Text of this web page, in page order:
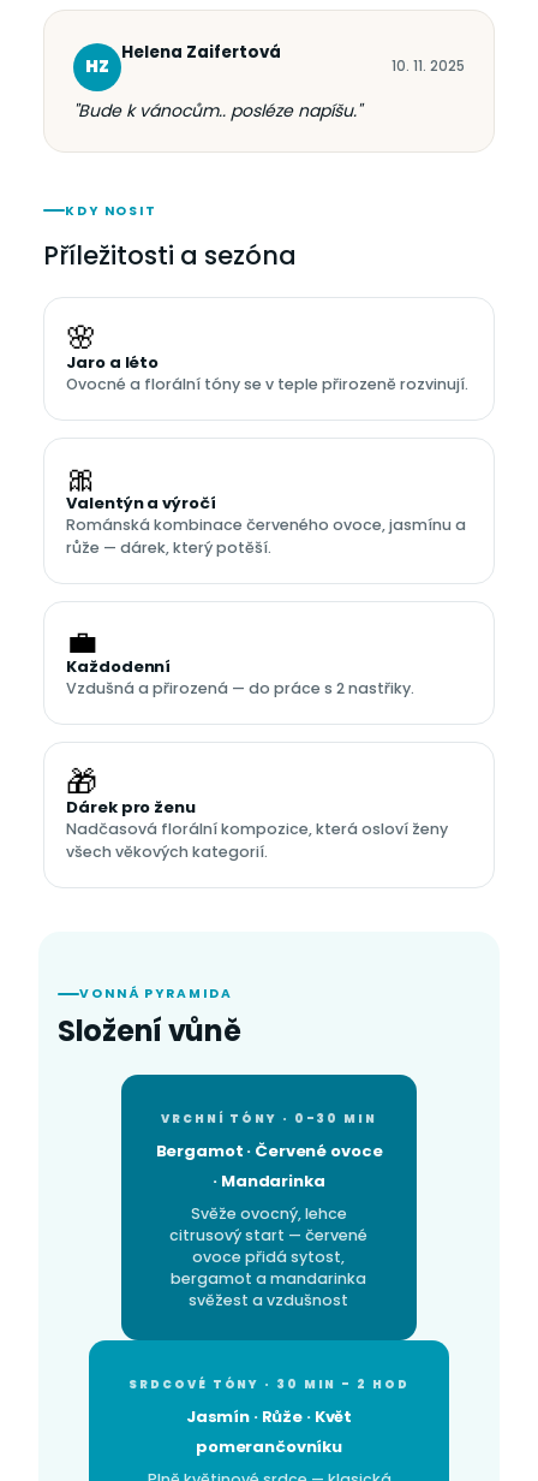
HZ
Helena Zaifertová
10. 11. 2025
"Bude k vánocům.. posléze napíšu."
KDY NOSIT
Příležitosti a sezóna
🌸
Jaro a léto
Ovocné a florální tóny se v teple přirozeně rozvinují.
🎀
Valentýn a výročí
Románská kombinace červeného ovoce, jasmínu a
růže — dárek, který potěší.
💼
Každodenní
Vzdušná a přirozená — do práce s 2 nastřiky.
🎁
Dárek pro ženu
Nadčasová florální kompozice, která osloví ženy
všech věkových kategorií.
VONNÁ PYRAMIDA
Složení vůně
VRCHNÍ TÓNY · 0–30 MIN
Bergamot · Červené ovoce
· Mandarinka
Svěže ovocný, lehce
citrusový start — červené
ovoce přidá sytost,
bergamot a mandarinka
svěžest a vzdušnost
SRDCOVÉ TÓNY · 30 MIN – 2 HOD
Jasmín · Růže · Květ
pomerančovníku